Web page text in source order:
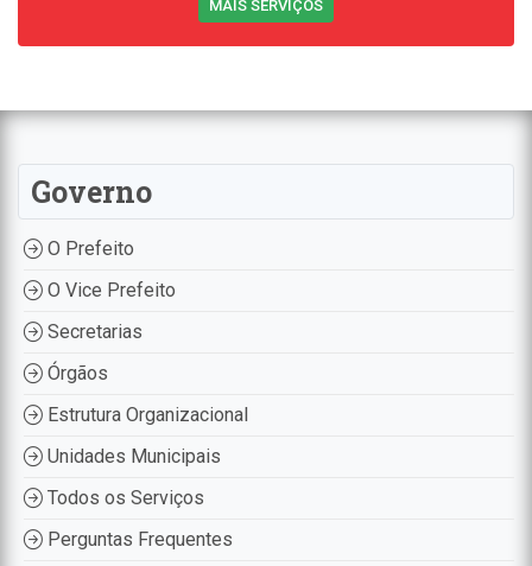
MAIS SERVIÇOS
Governo
O Prefeito
O Vice Prefeito
Secretarias
Órgãos
Estrutura Organizacional
Unidades Municipais
Todos os Serviços
Perguntas Frequentes